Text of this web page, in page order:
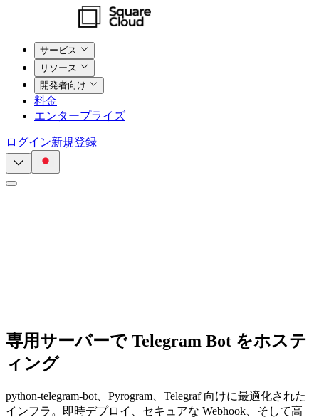
サービス
リソース
開発者向け
料金
エンタープライズ
ログイン新規登録
専用サーバーでTelegram Bot をホステ
ィング
python-telegram-bot、Pyrogram、Telegraf 向けに最適化された
インフラ。即時デプロイ、セキュアな Webhook、そして高